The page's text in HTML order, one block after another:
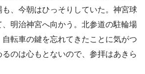
、今朝はひっそりしていた。神宮球
明治神宮へ向かう。北参道の駐輪場
転車の鍵を忘れてきたことに気がつ
のは心もとないので、参拝はあきら